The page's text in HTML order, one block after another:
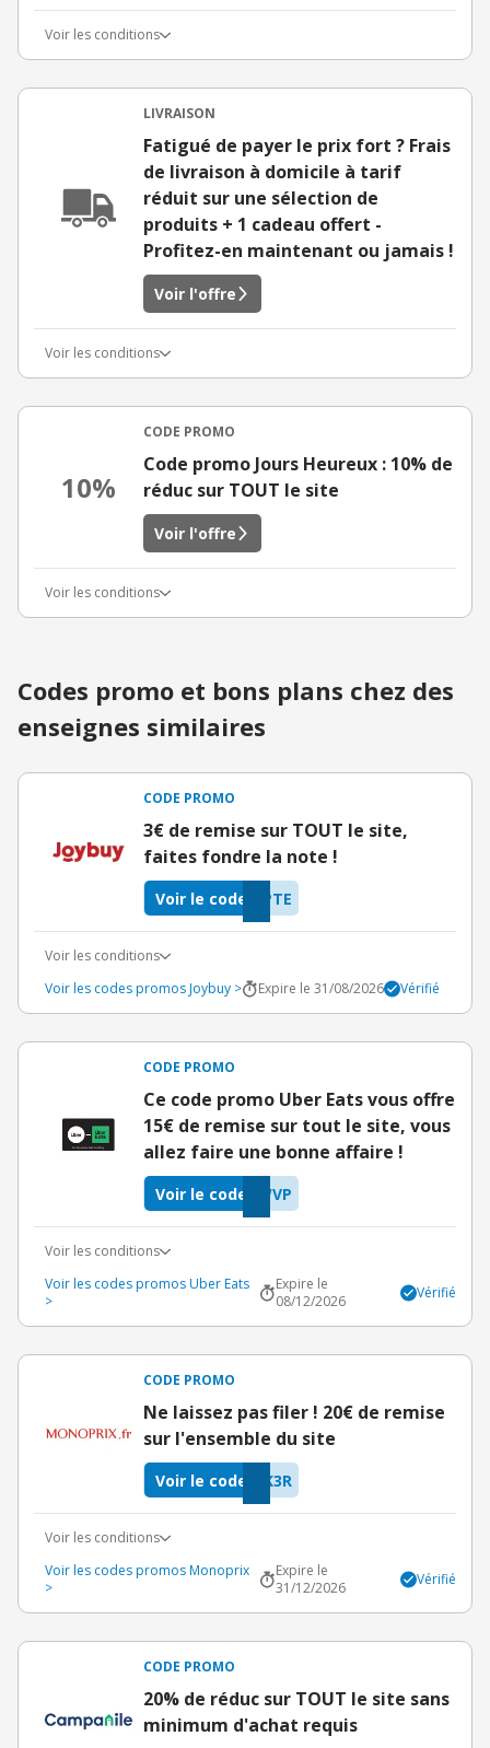
Voir les conditions
LIVRAISON
Fatigué de payer le prix fort ? Frais
de livraison à domicile à tarif
réduit sur une sélection de
produits + 1 cadeau offert -
Profitez-en maintenant ou jamais !
Voir l'offre
Voir les conditions
10%
CODE PROMO
Code promo Jours Heureux : 10% de
réduc sur TOUT le site
Voir l'offre
Voir les conditions
Codes promo et bons plans chez des
enseignes similaires
CODE PROMO
3€ de remise sur TOUT le site,
faites fondre la note !
PTE
Voir le code
Voir les conditions
Voir les codes promos Joybuy >
Expire le 31/08/2026 Vérifié
CODE PROMO
Ce code promo Uber Eats vous offre
15€ de remise sur tout le site, vous
allez faire une bonne affaire !
WVP
Voir le code
Voir les conditions
Voir les codes promos Uber Eats
>
Expire le
08/12/2026
Vérifié
CODE PROMO
Ne laissez pas filer ! 20€ de remise
sur l'ensemble du site
K3R
Voir le code
Voir les conditions
Voir les codes promos Monoprix
>
Expire le
31/12/2026
Vérifié
CODE PROMO
20% de réduc sur TOUT le site sans
minimum d'achat requis